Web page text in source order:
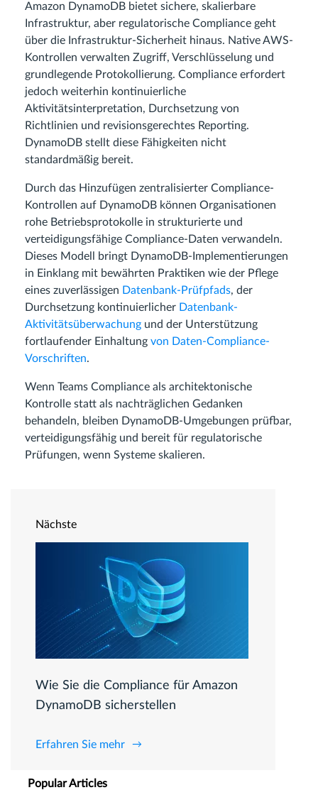
Amazon DynamoDB bietet sichere, skalierbare
Infrastruktur, aber regulatorische Compliance geht
über die Infrastruktur-Sicherheit hinaus. Native AWS-
Kontrollen verwalten Zugriff, Verschlüsselung und
grundlegende Protokollierung. Compliance erfordert
jedoch weiterhin kontinuierliche
Aktivitätsinterpretation, Durchsetzung von
Richtlinien und revisionsgerechtes Reporting.
DynamoDB stellt diese Fähigkeiten nicht
standardmäßig bereit.
Durch das Hinzufügen zentralisierter Compliance-
Kontrollen auf DynamoDB können Organisationen
rohe Betriebsprotokolle in strukturierte und
verteidigungsfähige Compliance-Daten verwandeln.
Dieses Modell bringt DynamoDB-Implementierungen
in Einklang mit bewährten Praktiken wie der Pflege
eines zuverlässigen Datenbank-Prüfpfads, der
Durchsetzung kontinuierlicher Datenbank-
Aktivitätsüberwachung und der Unterstützung
fortlaufender Einhaltung von Daten-Compliance-
Vorschriften.
Wenn Teams Compliance als architektonische
Kontrolle statt als nachträglichen Gedanken
behandeln, bleiben DynamoDB-Umgebungen prüfbar,
verteidigungsfähig und bereit für regulatorische
Prüfungen, wenn Systeme skalieren.
Nächste
Wie Sie die Compliance für Amazon
DynamoDB sicherstellen
Erfahren Sie mehr
Popular Articles